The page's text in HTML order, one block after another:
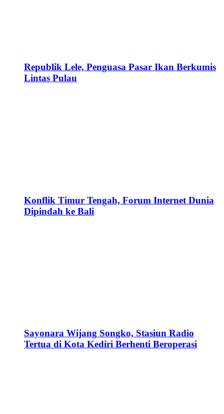
Republik Lele, Penguasa Pasar Ikan Berkumis
Lintas Pulau
Konflik Timur Tengah, Forum Internet Dunia
Dipindah ke Bali
Sayonara Wijang Songko, Stasiun Radio
Tertua di Kota Kediri Berhenti Beroperasi